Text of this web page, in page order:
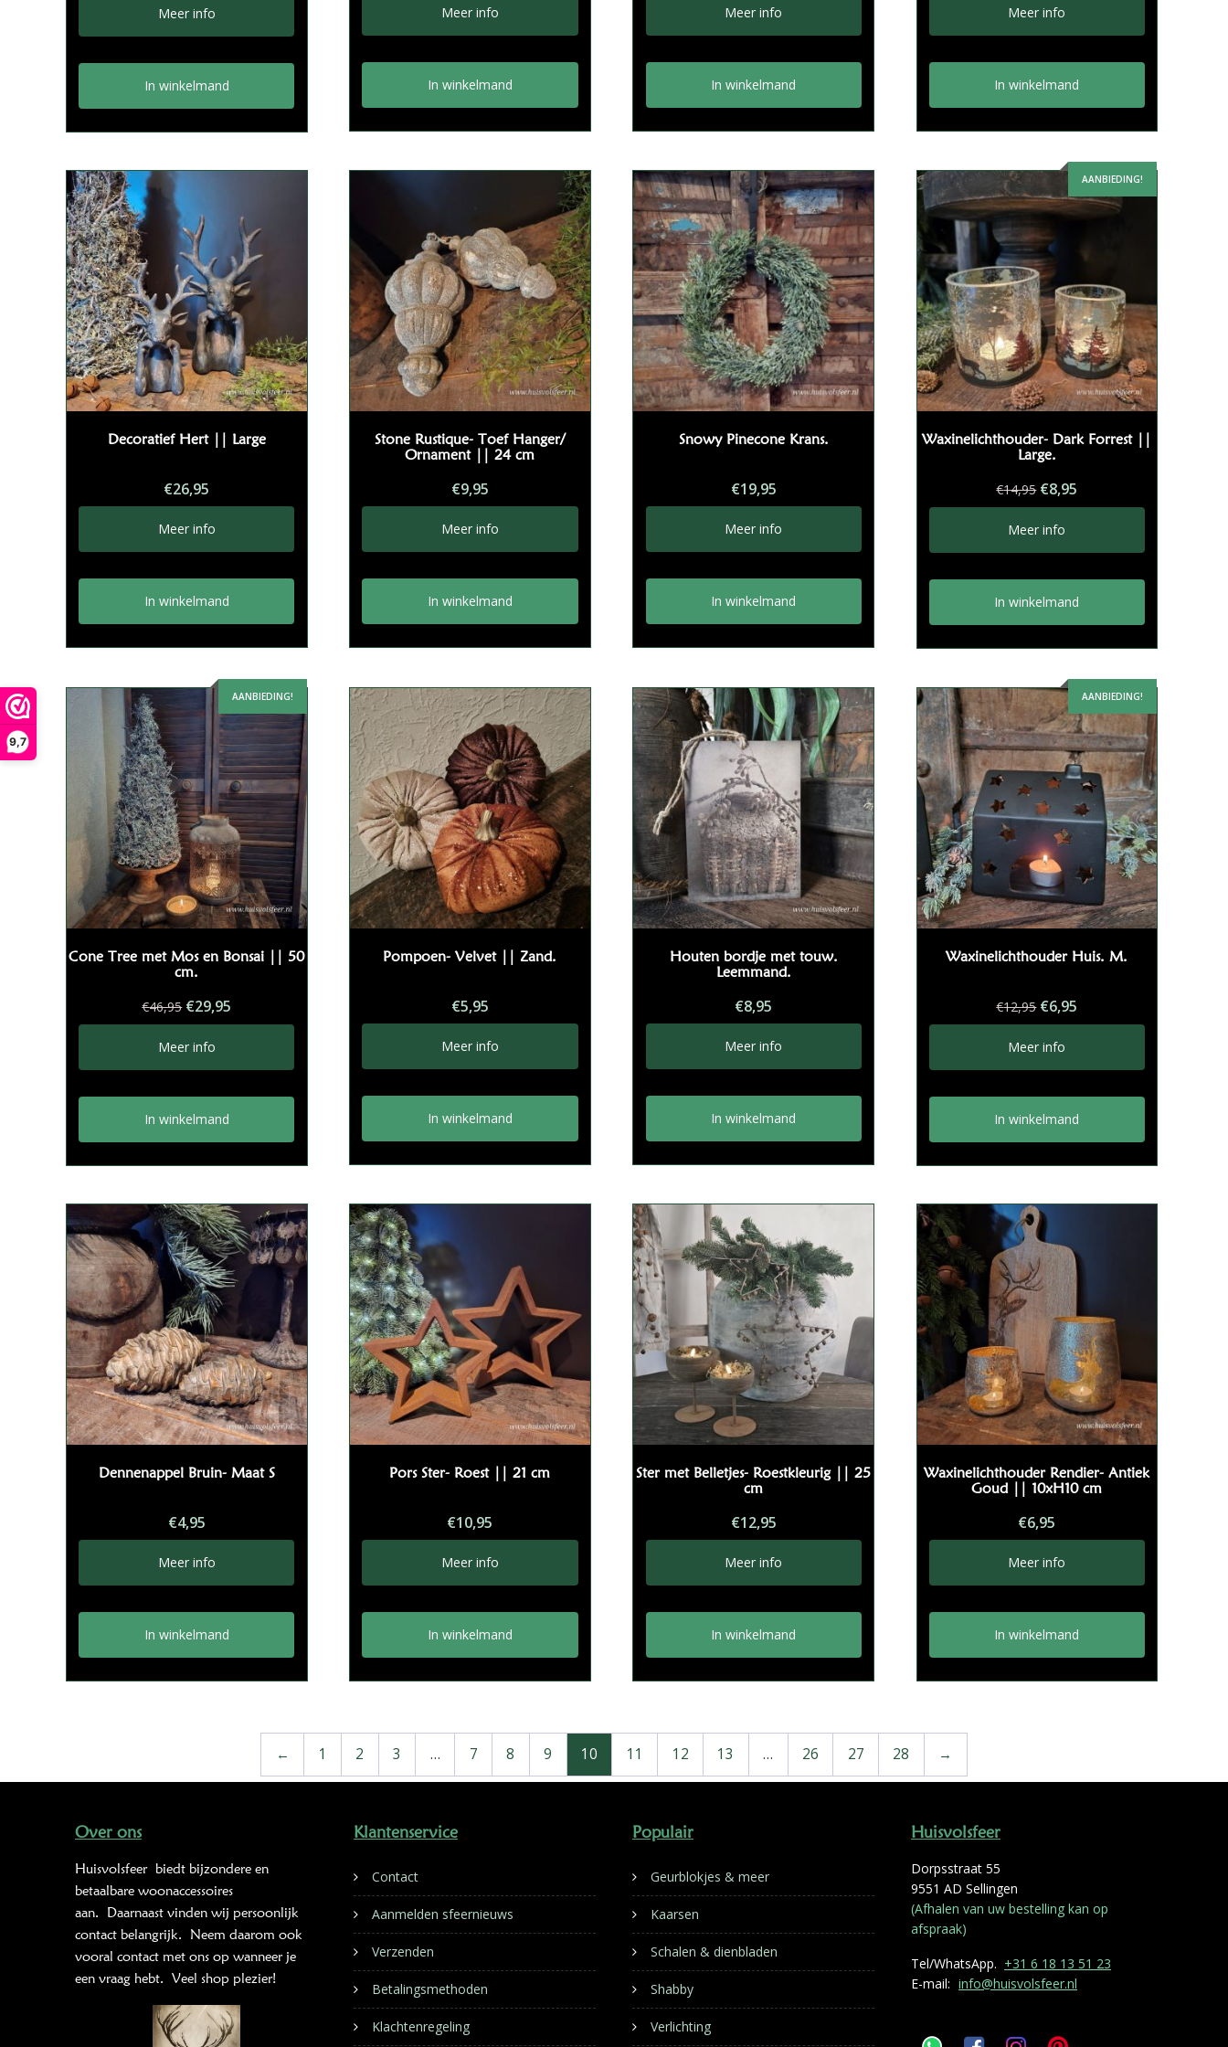
9,7
was:
€4,50.€1,95.
Meer info
In winkelmand
Meer info
In winkelmand
Meer info
In winkelmand
Meer info
In winkelmand
Decoratief Hert || Large
€26,95
Meer info
In winkelmand
Stone Rustique- Toef Hanger/
Ornament || 24 cm
€9,95
Meer info
In winkelmand
Snowy Pinecone Krans.
€19,95
Meer info
In winkelmand
AANBIEDING!
Waxinelichthouder- Dark Forrest ||
Large.
€14,95 Oorspronkelijke
prijs
was:
€14,95.
€8,95
prijs
€8,95.
Meer info
In winkelmand
AANBIEDING!
Cone Tree met Mos en Bonsai || 50
cm.
€46,95 Oorspronkelijke
prijs
was:
€46,95.
€29,95
prijs
€29,95.
Meer info
In winkelmand
Pompoen- Velvet || Zand.
€5,95
Meer info
In winkelmand
Houten bordje met touw.
Leemmand.
€8,95
Meer info
In winkelmand
AANBIEDING!
Waxinelichthouder Huis. M.
€12,95 Oorspronkelijke
prijs
was:
€12,95.
€6,95
prijs
€6,95.
Meer info
In winkelmand
Dennenappel Bruin- Maat S
€4,95
Meer info
In winkelmand
Pors Ster- Roest || 21 cm
€10,95
Meer info
In winkelmand
Ster met Belletjes- Roestkleurig || 25
cm
€12,95
Meer info
In winkelmand
Waxinelichthouder Rendier- Antiek
Goud || 10xH10 cm
€6,95
Meer info
In winkelmand
← 1 2 3 … 7 8 9 10 11 12 13 … 26 27 28 →
Over ons
Huisvolsfeer biedt bijzondere en
betaalbare woonaccessoires
aan. Daarnaast vinden wij persoonlijk
contact belangrijk. Neem daarom ook
vooral contact met ons op wanneer je
een vraag hebt. Veel shop plezier!
Klantenservice
Contact
Aanmelden sfeernieuws
Verzenden
Betalingsmethoden
Klachtenregeling
Populair
Geurblokjes & meer
Kaarsen
Schalen & dienbladen
Shabby
Verlichting
Huisvolsfeer
Dorpsstraat 55
9551 AD Sellingen
(Afhalen van uw bestelling kan op
afspraak)
Tel/WhatsApp. +31 6 18 13 51 23
E-mail: info@huisvolsfeer.nl